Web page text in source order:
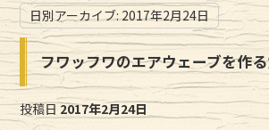
日別アーカイブ:2017年2月24日
フワッフワのエアウェーブを作
投稿日2017年2月24日